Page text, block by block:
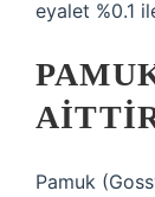
eyalet %0.1
Pamuk